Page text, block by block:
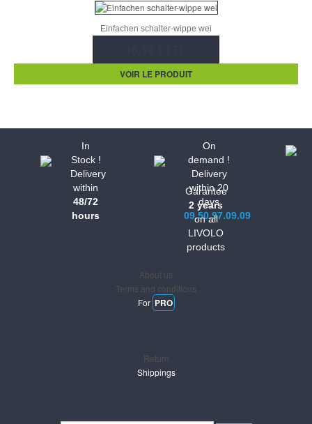
Einfachen schalter-wippe wei
VOIR LE PRODUIT
In
Stock !
Delivery
within
48/72
hours
On
demand !
Delivery
within 20
days
09.50.97.09.09
Garantee
2 years
on all
LIVOLO
products
About us
Terms and conditions
For PRO
Return
Shippings